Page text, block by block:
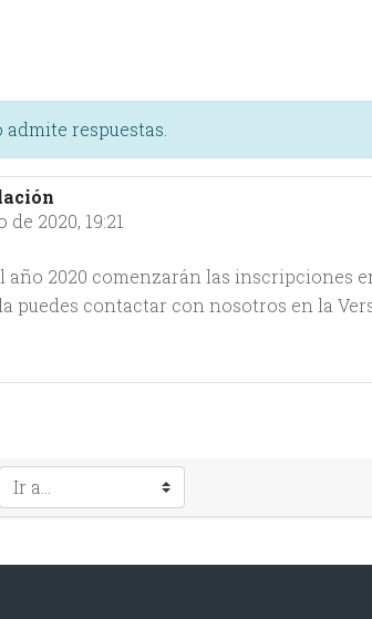
respuestas.
2020, 19:21
2020 comenzarán las inscripciones
puedes contactar con nosotros en la